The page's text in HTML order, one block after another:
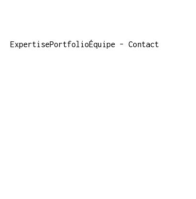
ExpertisePortfolioÉquipe – Contact